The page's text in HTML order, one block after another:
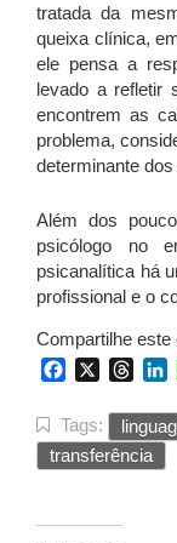
tratada da
queixa clínica,
ele pensa a
levado a refletir
encontrem as
problema,
determinante
Além dos
psicólogo no
psicanalítica há
profissional e o
Compartilhe este
Facebook
Tags:
transferência